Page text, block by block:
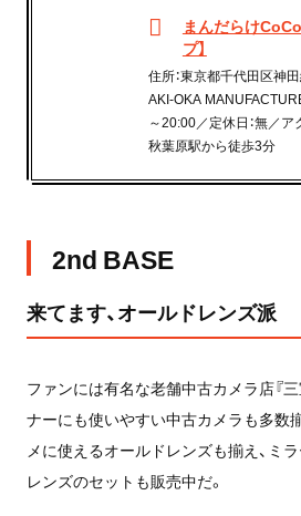
まんだらけ
プ】
住所：東京都千代田区神
AKI-OKA
～20:00／定休日：無／ア
秋葉原駅から徒歩3分
2nd BASE
来てます、オールドレンズ派
ファンには有名な老舗中古カメラ店『
ナーにも使いやすい中古カメラも多数
メに使えるオールドレンズも揃え、ミ
レンズのセットも販売中だ。